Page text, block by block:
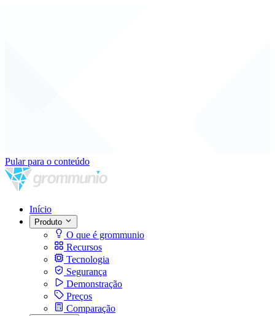
Pular para o conteúdo
Início
Produto
O que é grommunio
Recursos
Tecnologia
Segurança
Demonstração
Preços
Comparação